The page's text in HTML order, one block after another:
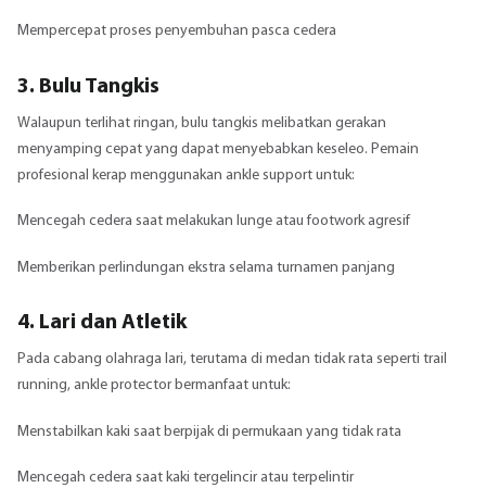
Mempercepat proses penyembuhan pasca cedera
3. Bulu Tangkis
Walaupun terlihat ringan, bulu tangkis melibatkan gerakan
menyamping cepat yang dapat menyebabkan keseleo. Pemain
profesional kerap menggunakan ankle support untuk:
Mencegah cedera saat melakukan lunge atau footwork agresif
Memberikan perlindungan ekstra selama turnamen panjang
4. Lari dan Atletik
Pada cabang olahraga lari, terutama di medan tidak rata seperti trail
running, ankle protector bermanfaat untuk:
Menstabilkan kaki saat berpijak di permukaan yang tidak rata
Mencegah cedera saat kaki tergelincir atau terpelintir